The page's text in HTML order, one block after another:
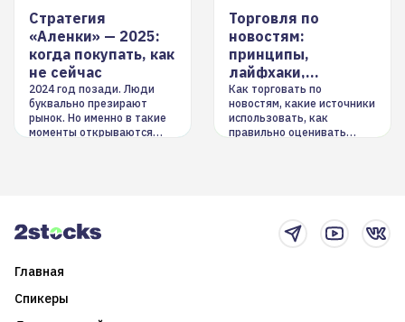
Стратегия
«Аленки» — 2025:
когда покупать, как
не сейчас
2024 год позади. Люди
буквально презирают
рынок. Но именно в такие
моменты открываются
Торговля по
новостям:
принципы,
лайфхаки,
инструменты
Как торговать по
новостям, какие источники
использовать, как
правильно оценивать
Главная
Спикеры